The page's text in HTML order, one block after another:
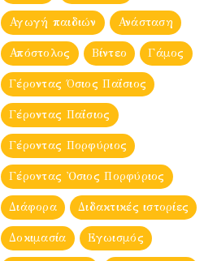
Αγωγή παιδιών Ανάσταση
Απόστολος Βίντεο Γάμος
Γέροντας Όσιος Παΐσιος
Γέροντας Παΐσιος
Γέροντας Πορφύριος
Γέροντας Ὀσιος Πορφύριος
Διάφορα Διδακτικές ιστορίες
Δοκιμασία Εγωισμός